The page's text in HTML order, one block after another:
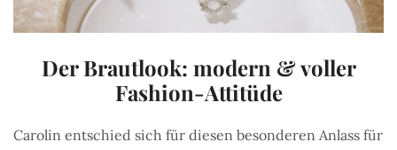
Der Brautlook: modern & voller
Fashion-Attitüde
Carolin entschied sich für diesen besonderen Anlass für